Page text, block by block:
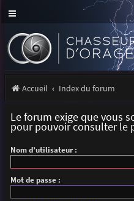
Accueil Index du forum
Le forum exige que vous
pour pouvoir consulter le
Nom d’utilisateur :
Mot de passe :